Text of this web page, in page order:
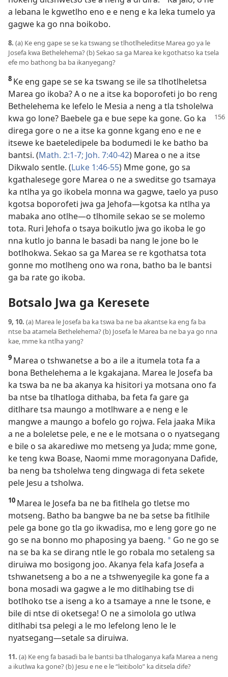
a lebana le kgwetlho eno e e neng e ka leka tumelo ya
gagwe ka go nna boikobo.
8. (a) Ke eng gape se se ka tswang se tlhotlheleditse Marea go ya le
Josefa kwa Bethelehema? (b) Sekao sa ga Marea ke kgothatso ka tsela
efe mo bathong ba ba ikanyegang?
8 Ke eng gape se se ka tswang se ile sa tlhotlheletsa
Marea go ikoba? A o ne a itse ka boporofeti jo bo reng
Bethelehema ke lefelo le Mesia a neng a tla tsholelwa
kwa go lone? Baebele ga e bue sepe ka gone. Go ka
direga gore o ne a itse ka gonne kgang eno e ne e
itsewe ke baeteledipele ba bodumedi le ke batho ba
bantsi. (Math. 2:1-7; Joh. 7:40-42) Marea o ne a itse
Dikwalo sentle. (Luke 1:46-55) Mme gone, go sa
kgathalesege gore Marea o ne a sweditse go tsamaya
ka ntlha ya go ikobela monna wa gagwe, taelo ya puso
kgotsa boporofeti jwa ga Jehofa—kgotsa ka ntlha ya
mabaka ano otlhe—o tlhomile sekao se se molemo
tota. Ruri Jehofa o tsaya boikutlo jwa go ikoba le go
nna kutlo jo banna le basadi ba nang le jone bo le
botlhokwa. Sekao sa ga Marea se re kgothatsa tota
gonne mo motlheng ono wa rona, batho ba le bantsi
ga ba rate go ikoba.
Botsalo Jwa ga Keresete
9, 10. (a) Marea le Josefa ba ka tswa ba ne ba akantse ka eng fa ba
ntse ba atamela Bethelehema? (b) Josefa le Marea ba ne ba ya go nna
kae, mme ka ntlha yang?
9 Marea o tshwanetse a bo a ile a itumela tota fa a
bona Bethelehema a le kgakajana. Marea le Josefa ba
ka tswa ba ne ba akanya ka hisitori ya motsana ono fa
ba ntse ba tlhatloga dithaba, ba feta fa gare ga
ditlhare tsa maungo a motlhware a e neng e le
mangwe a maungo a bofelo go rojwa. Fela jaaka Mika
a ne a boleletse pele, e ne e le motsana o o nyatsegang
e bile o sa akarediwe mo metseng ya Juda; mme gone,
ke teng kwa Boase, Naomi mme moragonyana Dafide,
ba neng ba tsholelwa teng dingwaga di feta sekete
pele Jesu a tsholwa.
10 Marea le Josefa ba ne ba fitlhela go tletse mo
motseng. Batho ba bangwe ba ne ba setse ba fitlhile
pele ga bone go tla go ikwadisa, mo e leng gore go ne
go se na bonno mo phaposing ya baeng. * Go ne go se
na se ba ka se dirang ntle le go robala mo setaleng sa
diruiwa mo bosigong joo. Akanya fela kafa Josefa a
tshwanetseng a bo a ne a tshwenyegile ka gone fa a
bona mosadi wa gagwe a le mo ditlhabing tse di
botlhoko tse a iseng a ko a tsamaye a nne le tsone, e
bile di ntse di oketsega! O ne a simolola go utlwa
ditlhabi tsa pelegi a le mo lefelong leno le le
nyatsegang—setale sa diruiwa.
11. (a) Ke eng fa basadi ba le bantsi ba tlhaloganya kafa Marea a neng
a ikutlwa ka gone? (b) Jesu e ne e le “leitibolo” ka ditsela dife?